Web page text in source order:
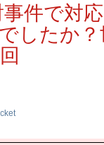
件で対
したか